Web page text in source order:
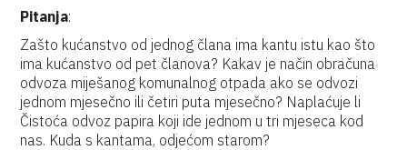
Pitanja:
Zašto kućanstvo od jednog člana ima kantu istu kao što
ima kućanstvo od pet članova? Kakav je način obračuna
odvoza miješanog komunalnog otpada ako se odvozi
jednom mjesečno ili četiri puta mjesečno? Naplaćuje li
Čistoća odvoz papira koji ide jednom u tri mjeseca kod
nas. Kuda s kantama, odjećom starom?